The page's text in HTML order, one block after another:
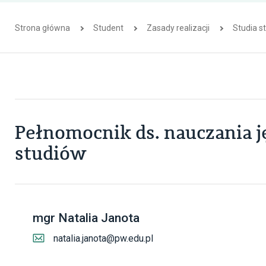
Strona główna Student Zasady realizacji Studia
Pełnomocnik ds.
studiów
mgr Natalia Janota
natalia.janota@pw.edu.pl